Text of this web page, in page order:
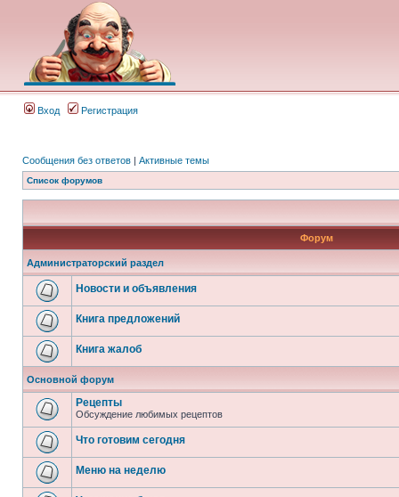
Вход Регистрация
Сообщения без ответов | Активные темы
Список форумов
Форум
Администраторский раздел
Новости и объявления
Книга предложений
Книга жалоб
Основной форум
Рецепты
Обсуждение любимых рецептов
Что готовим сегодня
Меню на неделю